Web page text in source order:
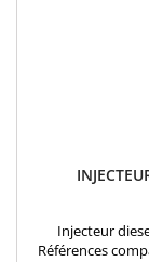
Injecteur
Références